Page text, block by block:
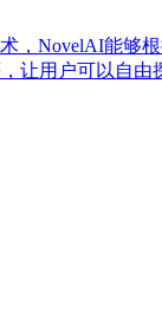
，NovelAI能够
让用户可以自由